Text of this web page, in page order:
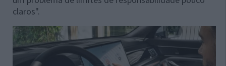
claros".